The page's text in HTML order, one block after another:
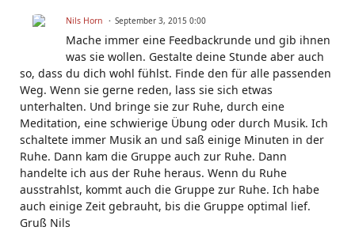
Nils Horn September 3, 2015 0:00
Mache immer eine Feedbackrunde und gib ihnen
was sie wollen. Gestalte deine Stunde aber auch
so, dass du dich wohl fühlst. Finde den für alle passenden
Weg. Wenn sie gerne reden, lass sie sich etwas
unterhalten. Und bringe sie zur Ruhe, durch eine
Meditation, eine schwierige Übung oder durch Musik. Ich
schaltete immer Musik an und saß einige Minuten in der
Ruhe. Dann kam die Gruppe auch zur Ruhe. Dann
handelte ich aus der Ruhe heraus. Wenn du Ruhe
ausstrahlst, kommt auch die Gruppe zur Ruhe. Ich habe
auch einige Zeit gebrauht, bis die Gruppe optimal lief.
Gruß Nils